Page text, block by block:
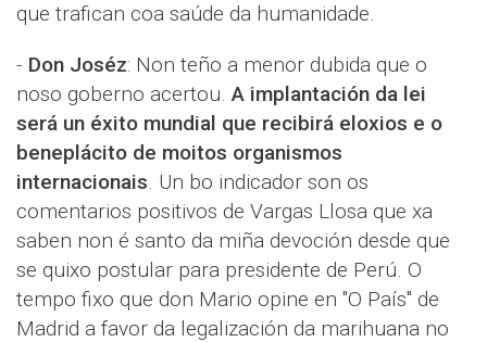
que trafican coa saúde da humanidade.
- Don Joséz: Non teño a menor dubida que o
noso goberno acertou.A implantación da lei
será un éxito mundial que recibirá eloxios e o
beneplácito de moitos organismos
internacionais. Un bo indicador son os
comentarios positivos de Vargas Llosa que xa
saben non é santo da miña devoción desde que
se quixo postular para presidente de Perú. O
tempo fixo que don Mario opine en "O País" de
Madrid a favor da legalización da marihuana no